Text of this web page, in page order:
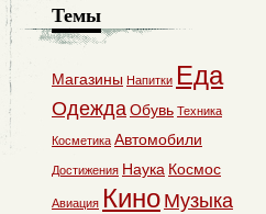
Темы
Магазины Напитки Еда
ОдеждаОбувь Техника
Косметика Автомобили
Достижения Наука Космос
Авиация Кино Музыка